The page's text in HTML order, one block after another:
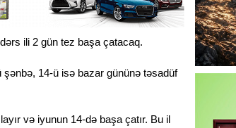
ili 2 gün tez başa çatacaq.
şənbə, 14-ü isə bazar gününə təsadüf
və iyunun 14-də başa çatır. Bu il